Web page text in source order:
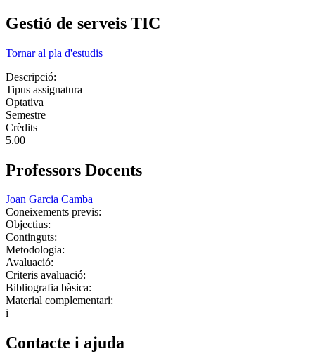
Gestió de serveis TIC
Tornar al pla d'estudis
Descripció:
Tipus assignatura
Optativa
Semestre
Crèdits
5.00
Professors Docents
Joan Garcia Camba
Coneixements previs:
Objectius:
Continguts:
Metodologia:
Avaluació:
Criteris avaluació:
Bibliografia bàsica:
Material complementari:
i
Contacte i ajuda